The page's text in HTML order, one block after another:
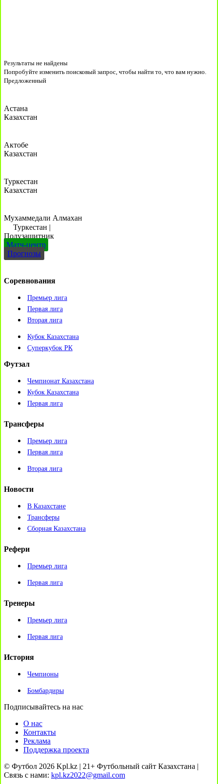
Результаты не найдены
Попробуйте изменить поисковый запрос, чтобы найти то, что вам нужно.
Предложенный
Астана
Казахстан
Актобе
Казахстан
Туркестан
Казахстан
Мухаммедали Алмахан
Туркестан |
Полузащитник
Матч-центр
Прогнозы
Соревнования
Премьер лига
Первая лига
Вторая лига
Кубок Казахстана
Суперкубок РК
Футзал
Чемпионат Казахстана
Кубок Казахстана
Первая лига
Трансферы
Премьер лига
Первая лига
Вторая лига
Новости
В Казахстане
Трансферы
Сборная Казахстана
Рефери
Премьер лига
Первая лига
Тренеры
Премьер лига
Первая лига
История
Чемпионы
Бомбардиры
Подписывайтесь на нас
О нас
Контакты
Реклама
Поддержка проекта
© Футбол 2026 Kpl.kz | 21+ Футбольный сайт Казахстана |
Связь с нами: kpl.kz2022@gmail.com